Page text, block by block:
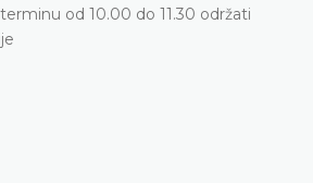
od 10.00 do 11.30 održati